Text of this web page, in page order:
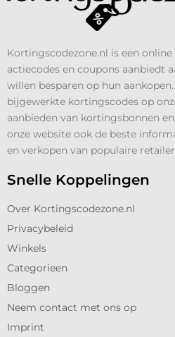
Kortingscodezone.nl is een
actiecodes en coupons aanbiedt
willen besparen op hun
bijgewerkte kortingscodes op
aanbieden van kortingsbonnen
onze website ook de beste
en verkopen van populaire
Snelle Koppelingen
Over Kortingscodezone.nl
Privacybeleid
Winkels
Categorieen
Bloggen
Neem contact met ons op
Imprint